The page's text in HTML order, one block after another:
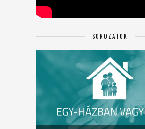
SOROZATOK